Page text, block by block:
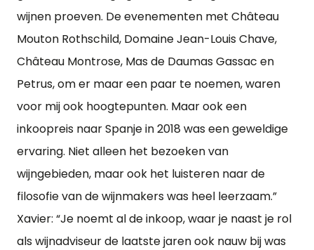
wijnen proeven. De evenementen met Château
Mouton Rothschild, Domaine Jean-Louis Chave,
Château Montrose, Mas de Daumas Gassac en
Petrus, om er maar een paar te noemen, waren
voor mij ook hoogtepunten. Maar ook een
inkoopreis naar Spanje in 2018 was een geweldige
ervaring. Niet alleen het bezoeken van
wijngebieden, maar ook het luisteren naar de
filosofie van de wijnmakers was heel leerzaam.”
Xavier: “Je noemt al de inkoop, waar je naast je rol
als wijnadviseur de laatste jaren ook nauw bij was